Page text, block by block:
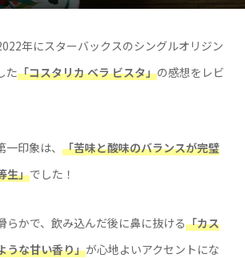
年にスターバックスのシングルオリジン
た「コスタリカ ベラ ビスタ」の感想をレビ
印象は、 「苦味と酸味のバランスが完璧
生」でした！
らかで、飲み込んだ後に鼻に抜ける「カス
うな甘い香り」が心地よいアクセントにな